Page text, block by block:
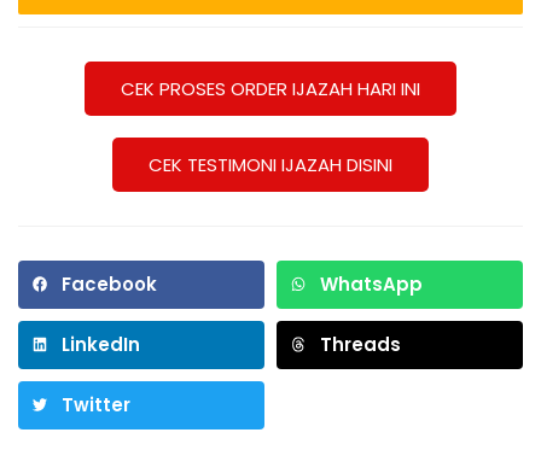
CEK PROSES ORDER IJAZAH HARI INI
CEK TESTIMONI IJAZAH DISINI
Facebook WhatsApp
LinkedIn Threads
Twitter